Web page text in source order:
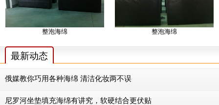
整泡海绵 整泡海绵
最新动态
俄媒教你巧用各种海绵 清洁化妆两不误
尼罗河坐垫填充海绵有讲究，软硬结合更伏贴